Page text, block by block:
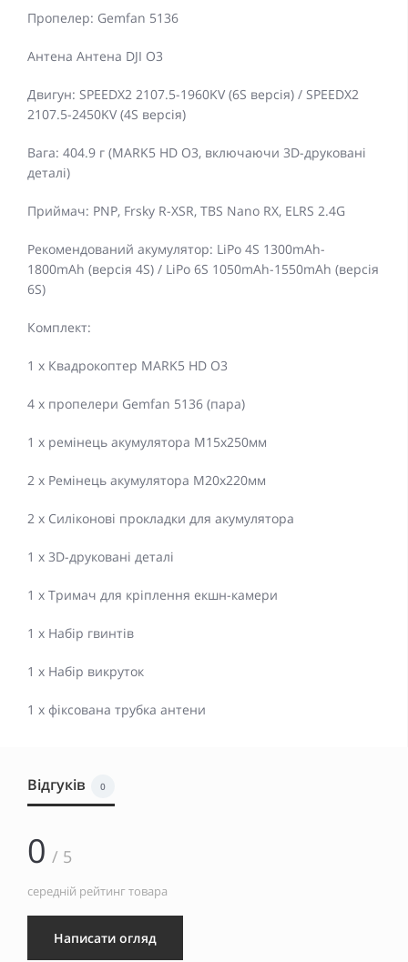
Пропелер: Gemfan 5136
Антена Антена DJI O3
Двигун: SPEEDX2 2107.5-1960KV (6S версія) / SPEEDX2
2107.5-2450KV (4S версія)
Вага: 404.9 г (MARK5 HD O3, включаючи 3D-друковані
деталі)
Приймач: PNP, Frsky R-XSR, TBS Nano RX, ELRS 2.4G
Рекомендований акумулятор: LiPo 4S 1300mAh-
1800mAh (версія 4S) / LiPo 6S 1050mAh-1550mAh (версія
6S)
Комплект:
1 x Квадрокоптер MARK5 HD O3
4 х пропелери Gemfan 5136 (пара)
1 х ремінець акумулятора M15x250мм
2 x Ремінець акумулятора M20x220мм
2 x Силіконові прокладки для акумулятора
1 x 3D-друковані деталі
1 x Тримач для кріплення екшн-камери
1 x Набір гвинтів
1 х Набір викруток
1 х фіксована трубка антени
Відгуків 0
0 / 5
середній рейтинг товара
Написати огляд